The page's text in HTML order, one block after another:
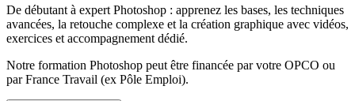
De débutant à expert Photoshop : apprenez les bases, les techniques
avancées, la retouche complexe et la création graphique avec vidéos,
exercices et accompagnement dédié.
Notre formation Photoshop peut être financée par votre OPCO ou
par France Travail (ex Pôle Emploi).